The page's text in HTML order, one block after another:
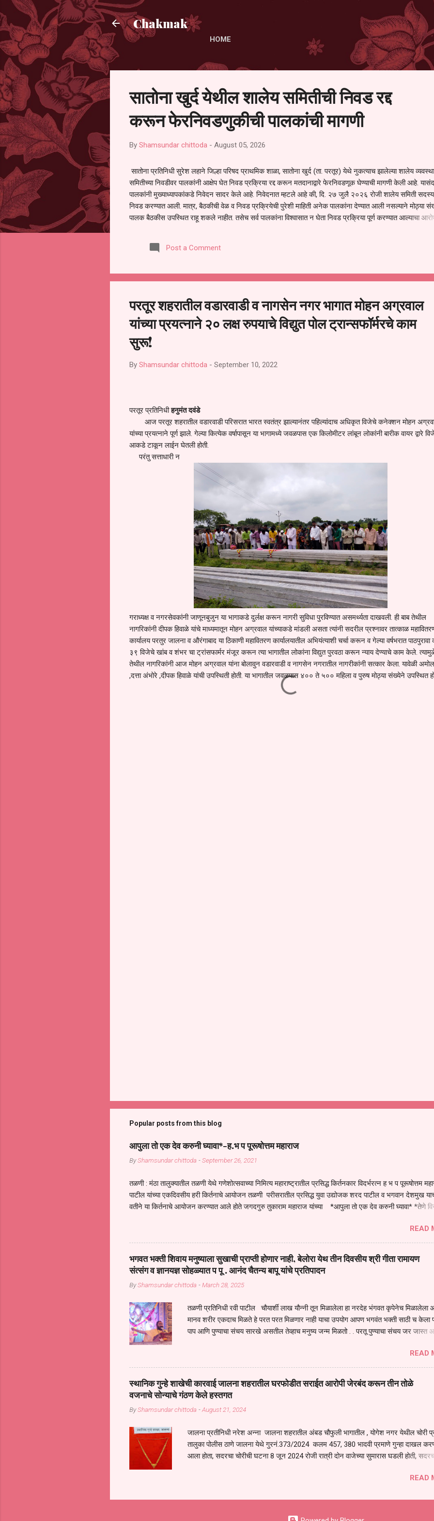
Chakmak
HOME
सातोना खुर्द येथील शालेय समितीची निवड रद्द
करून फेरनिवडणुकीची पालकांची मागणी
By Shamsundar chittoda - August 05, 2026
सातोना प्रतिनिधी सुरेश लहाने जिल्हा परिषद प्राथमिक शाळा, सातोना खुर्द (ता. परतूर) येथे नुकत्याच झालेल्या शालेय
समितीच्या निवडीवर पालकांनी आक्षेप घेत निवड प्रक्रिया रद्द करून मतदानाद्वारे फेरनिवडणूक घेण्याची मागणी केली आहे.
पालकांनी मुख्याध्यापकांकडे निवेदन सादर केले आहे. निवेदनात म्हटले आहे की, दि. २७ जुलै २०२६ रोजी शालेय समिती
निवड करण्यात आली. मात्र, बैठकीची वेळ व निवड प्रक्रियेची पुरेशी माहिती अनेक पालकांना देण्यात आली नसल्याने मोठ्या
पालक बैठकीस उपस्थित राहू शकले नाहीत. तसेच सर्व पालकांना विश्वासात न घेता निवड प्रक्रिया पूर्ण करण्यात आल्याचा
समितीची फेरनिवडणूक घेण्यात यावी, अशी मागणी पालकांनी केली आहे. या निवेदनाच्या प्रती जिल्हा शिक्षण अधिकारी
जालना तसेच तालुका शिक्षण अधिकारी, परतूर यांनाही पाठविण्यात आल्या असून प्रशासन याबाबत काय निर्णय घेते, याकडे
Post a Comment
परतूर शहरातील वडारवाडी व नागसेन नगर भागात मोहन अग्रवाल
यांच्या प्रयत्नाने २० लक्ष रुपयाचे विद्युत पोल ट्रान्सफॉर्मरचे काम
सुरू!
By Shamsundar chittoda - September 10, 2022
परतूर प्रतिनिधीहनुमंत दवंडे
आज परतूर शहरातील वडारवाडी परिसरात भारत स्वतंत्र झाल्यानंतर पहिल्यांदाच अधिकृत विजेचे कनेक्शन मोहन
यांच्या प्रयत्नाने पूर्ण झाले. गेल्या कित्येक वर्षापासून या भागामध्ये जवळपास एक किलोमीटर लांबून लोकांनी बारीक वायर द्वारे
आकडे टाकून लाईन घेतली होती.
परंतु सत्ताधारी न
गराध्यक्ष व नगरसेवकांनी जाणूनबुजुन या भागाकडे दुर्लक्ष करून नागरी सुविधा पुरविण्यात असमर्थ्यता दाखवली. ही बाब तेथील
नागरिकांनी दीपक हिवाळे यांचे माध्यमातून मोहन अग्रवाल यांच्याकडे मांडली असता त्यांनी सदरील प्रश्नावर तात्काळ
कार्यालय परतुर जालना व औरंगाबाद या ठिकाणी महावितरण कार्यालयातील अभियंत्याशी चर्चा करून व गेल्या वर्षभरात
३९ विजेचे खांब व शंभर चा ट्रांसफार्मर मंजूर करून त्या भागातील लोकांना विद्युत पुरवठा करून न्याय देण्याचे काम केले.
तेथील नागरिकांनी आज मोहन अग्रवाल यांना बोलावुन वडारवाडी व नागसेन नगरातील नागरीकांनी सत्कार केला. यावेळी
,दत्ता अंभोरे ,दीपक हिवाळे यांची उपस्थिती होती. या भागातील जवळपास ४०० ते ५०० महिला व पुरुष मोठ्या संख्येने उपस्थित
Popular posts from this blog
आपुला तो एक देव करुनी घ्यावा*-ह.भ प पूरूषोत्तम महाराज
ByShamsundar chittoda -September 26, 2021
तळणी : मंठा तालुक्यातील तळणी येथे गणेशोत्सवाच्या निमित्य महाराष्ट्रातील प्रसिद्ध किर्तनकार विदर्भरत्न ह भ प पूरूषोत्तम
पाटील यांच्या एकदिवसीय हरी किर्तनाचे आयोजन तळणी परीसरातील प्रसिद्ध युवा उद्योजक शरद पाटील व भगवान देशमुख
वतीने या किर्तनाचे आयोजन करण्यात आले होते जगदगुरु तुकाराम महाराज यांच्या *आपुला तो एक देव करुनी घ्यावा* *तेणे
जातीच्या परीक्षेचा काळ आहे धर्ममंडपात बसलेली लोक ही खरच भाग्यवान आहेत कोरोना सारख्या महामारीत आपंण जिवंत आहोत
महामारीतून जर आपल्याला वाचायचे असेल तर धार्मीक विचाराचा आधार आपल्याला घ्यावाच लागेल महामारीच्या काळात वारकरी
सप्रदायच खूप मोठा आधार आहे सध्य स्थितीत मानव जातीची मानसीक अवस्था सक्षम असणे गरजेचे आहे कोरोना ने मानवी
गरजा कीती कमी आहेत यांची जाणीव आपल्या सगळ्याना करून दीली आहे मनुष्याच्या आयुष्यातील नामसाधना ही त्याच्यासाठी खूप
आधार असते परतू आज काल तीच साधना करण्याचा आळस आ...
READ
भगवत भक्ती शिवाय मनुष्याला सुखाची प्राप्ती होणार नाही, बेलोरा येथ तीन दिवसीय श्री गीता रामायण
संत्संग व ज्ञानयज्ञ सोहळ्यात प पू . आनंद चैतन्य बापू यांचे प्रतिपादन
ByShamsundar chittoda -March 28, 2025
तळणी प्रतिनिधी रवी पाटील चौयार्शी लाख यौन्नी तून मिळालेला हा नरदेह भंगवत कृपेनेच मिळालेला
मानव शरीर एकदाच मिळते हे परत परत मिळणार नाही याचा उपयोग आपण भगवंत भक्ती साठी च केला
पाप आणि पुण्याचा संचय सारखे असतील तेव्हाच मनुष्य जन्म मिळतो . . परतू पुण्याचा संचय जर जास्त
शरिराला इंतर सुंगधाचे व्यसन लागण्यापेक्षा भगवत भंक्ती चे व व्यसन लावा म्हणजे या नरदेहाचा उपयोग
चार कुपा या मनुष्यावर होत असतात यापैकी भगवत कृपा ही पुण्यवानालाच होत असते . भगवंताच्या
नरदेहाचा उद्धार होतो गरज आहे त्याला मनापासून आळवण्याची असे प्रतिपादन प पू चेतन्य बापू याचे कृपा
शिष्य आनंद चैतन्य बापू यांनी तळणी येथून जवळच असलेल्या बेलोरा येथे केले तीन दिवसीय गीतारामायण
संत्संगाचे आयोजन करण्यात आले आहे . या कलयुगात प्रत्येक मनुष्य दुःखी आहे थोडे थोडे सगळेच
या संसारात तुम्हाला कोणीच सुखी नजरेला येणार नाही . धनाने सुखी असतील पण शरीर व्याधी...
READ
स्थानिक गुन्हे शाखेची कारवाई जालना शहरातील घरफोडीत सराईत आरोपी जेरबंद करून तीन तोळे
वजनाचे सोन्याचे गंठण केले हस्तगत
ByShamsundar chittoda -August 21, 2024
जालना प्रतीनिधी नरेश अन्ना जालना शहरातील अंबड चौफुली भागातील , योगेश नगर येथील चोरी
तालुका पोलीस ठाणे जालना येथे गुरनं.373/2024 कलम 457, 380 भादवी प्रमाणे गुन्हा दाखल
आला होता, सदरचा चोरीची घटना 8 जून 2024 रोजी रात्री दोन वाजेच्या सुमारास घडली होती,
निरीक्षक पंकज जाधव यांना सूचना दिल्या त्या अनुषंगाने पोलीस निरीक्षक स्थानिक गुन्हे शाखा जालना
अनुषंगाने दिनांक 20 ऑगस्ट रोजी स्थानिक गुन्हे शाखेतील पोलीस अधिकारी व अंमलदार हे नमूद
आरोपी गोपिसिंग प्रल्हाद सिंग टाक या गुन्हेगारास गांधीनगर येथून ताब्यात घेऊन त्याच्या कडे गुन्ह्याच्या
READ